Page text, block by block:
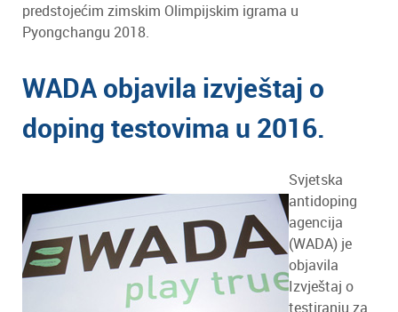
predstojećim zimskim Olimpijskim igrama u
Pyongchangu 2018.
WADA objavila izvještaj o
doping testovima u 2016.
Svjetska
antidoping
agencija
(WADA) je
objavila
Izvještaj o
testiranju za